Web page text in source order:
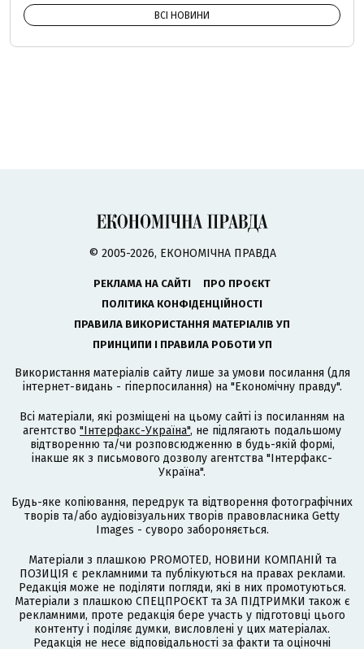
ВСІ НОВИНИ
© 2005-2026, ЕКОНОМІЧНА ПРАВДА
РЕКЛАМА НА САЙТІ
ПРО ПРОЄКТ
ПОЛІТИКА КОНФІДЕНЦІЙНОСТІ
ПРАВИЛА ВИКОРИСТАННЯ МАТЕРІАЛІВ УП
ПРИНЦИПИ І ПРАВИЛА РОБОТИ УП
Використання матеріалів сайту лише за умови посилання (для
інтернет-видань - гіперпосилання) на "Економічну правду".
Всі матеріали, які розміщені на цьому сайті із посиланням на
агентство "Інтерфакс-Україна", не підлягають подальшому
відтворенню та/чи розповсюдженню в будь-якій формі,
інакше як з письмового дозволу агентства "Інтерфакс-
Україна".
Будь-яке копіювання, передрук та відтворення фотографічних
творів та/або аудіовізуальних творів правовласника Getty
Images - суворо забороняється.
Матеріали з плашкою PROMOTED, НОВИНИ КОМПАНІЙ та
ПОЗИЦІЯ є рекламними та публікуються на правах реклами.
Редакція може не поділяти погляди, які в них промотуються.
Матеріали з плашкою СПЕЦПРОЄКТ та ЗА ПІДТРИМКИ також є
рекламними, проте редакція бере участь у підготовці цього
контенту і поділяє думки, висловлені у цих матеріалах.
Редакція не несе відповідальності за факти та оціночні